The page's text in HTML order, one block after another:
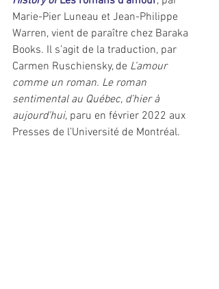
Marie-Pier Luneau et Jean-Philippe
Warren, vient de paraître chez Baraka
Books. Il s’agit de la traduction, par
Carmen Ruschiensky, de L’amour
comme un roman. Le roman
sentimental au Québec, d’hier à
aujourd’hui, paru en février 2022 aux
Presses de l’Université de Montréal.